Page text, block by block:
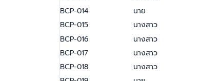
BCP-014
นาย
BCP-015
นางสาว
BCP-016
นางสาว
BCP-017
นางสาว
BCP-018
นางสาว